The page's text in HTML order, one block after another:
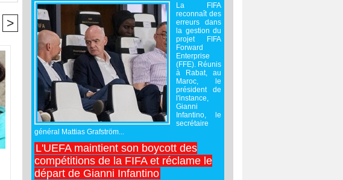
>
La FIFA
reconnaît des
erreurs dans
la gestion du
projet FIFA
Forward
Enterprise
(FFE). Réunis
à Rabat, au
Maroc, le
président de
l'instance,
Gianni
Infantino, le
secrétaire
général Mattias Grafström...
L'UEFA maintient son boycott des
compétitions de la FIFA et réclame le
départ de Gianni Infantino